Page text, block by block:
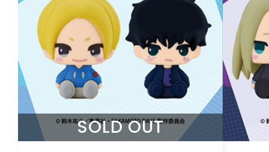
SOLD OUT